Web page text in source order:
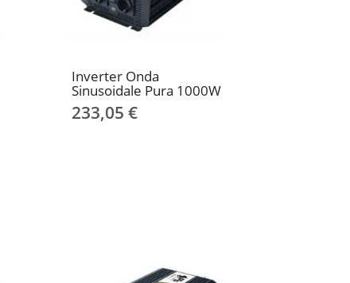
Inverter Onda
Sinusoidale Pura 1000W
233,05 €